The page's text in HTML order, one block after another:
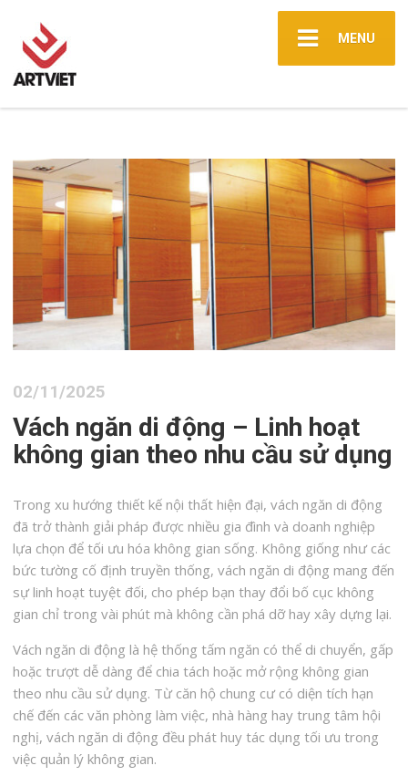
MENU
02/11/2025
Vách ngăn di động – Linh hoạt
không gian theo nhu cầu sử dụng
Trong xu hướng thiết kế nội thất hiện đại, vách ngăn di động
đã trở thành giải pháp được nhiều gia đình và doanh nghiệp
lựa chọn để tối ưu hóa không gian sống. Không giống như các
bức tường cố định truyền thống, vách ngăn di động mang đến
sự linh hoạt tuyệt đối, cho phép bạn thay đổi bố cục không
gian chỉ trong vài phút mà không cần phá dỡ hay xây dựng lại.
Vách ngăn di động là hệ thống tấm ngăn có thể di chuyển, gấp
hoặc trượt dễ dàng để chia tách hoặc mở rộng không gian
theo nhu cầu sử dụng. Từ căn hộ chung cư có diện tích hạn
chế đến các văn phòng làm việc, nhà hàng hay trung tâm hội
nghị, vách ngăn di động đều phát huy tác dụng tối ưu trong
việc quản lý không gian.